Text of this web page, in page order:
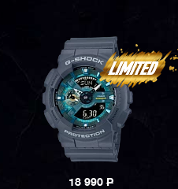
18 990P